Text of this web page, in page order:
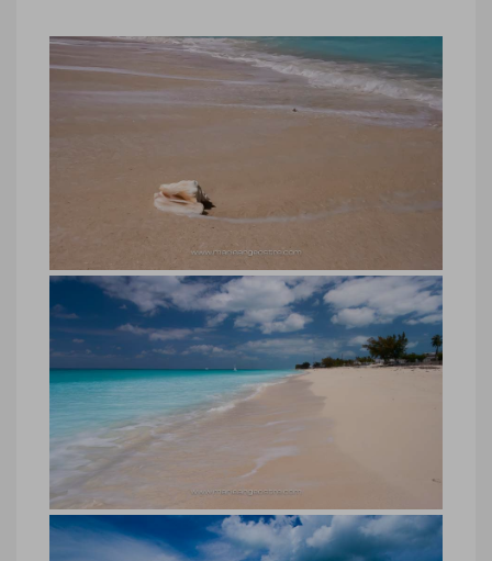
Bahamas, plage sable rose Radio
Beach, archipel de Bimini
Bahamas, plage sable rose Radio Beach,
archipel de Bimini © Marie-Ange Ostré